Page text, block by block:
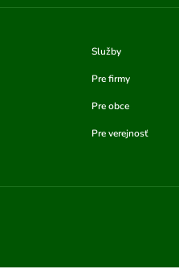
Služby
Pre firmy
Pre obce
Pre verejnosť